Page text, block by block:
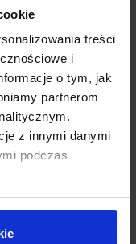
treści
i
o tym, jak
partnerom
z innymi danymi
podczas
–